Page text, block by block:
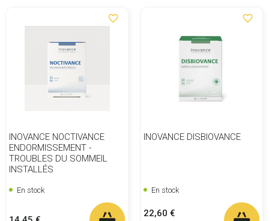
favorite_border
INOVANCE NOCTIVANCE
ENDORMISSEMENT -
TROUBLES DU SOMMEIL
INSTALLÉS
En stock
favorite_border
INOVANCE DISBIOVANCE
En stock
Prix
22,60 €